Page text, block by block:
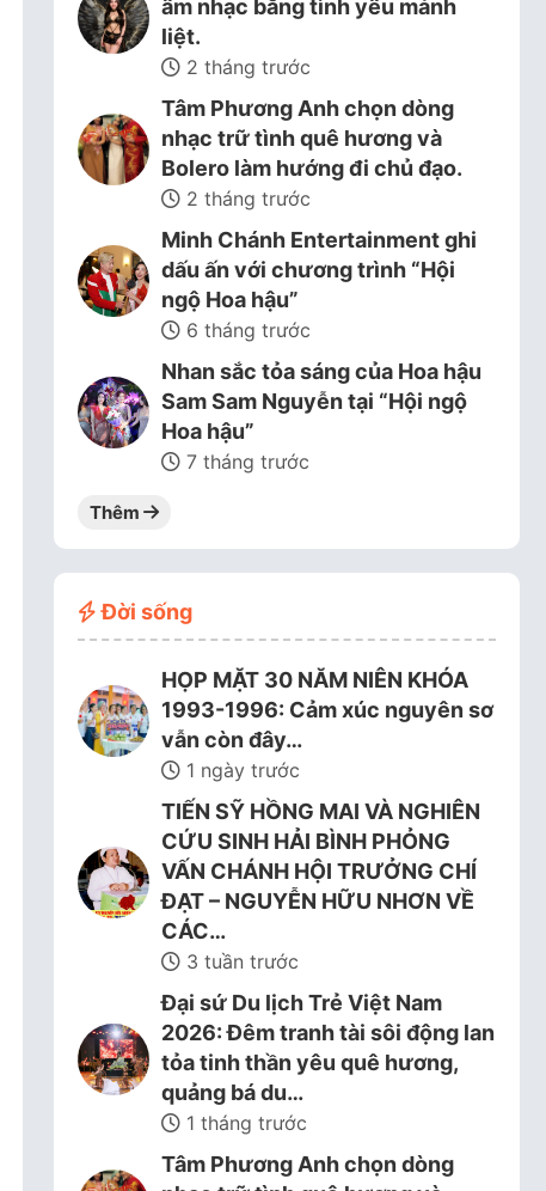
âm nhạc bằng tình yêu mảnh
liệt.
2 tháng trước
Tâm Phương Anh chọn dòng
nhạc trữ tình quê hương và
Bolero làm hướng đi chủ đạo.
2 tháng trước
Minh Chánh Entertainment ghi
dấu ấn với chương trình “Hội
ngộ Hoa hậu”
6 tháng trước
Nhan sắc tỏa sáng của Hoa hậu
Sam Sam Nguyễn tại “Hội ngộ
Hoa hậu”
7 tháng trước
Thêm
Đời sống
HỌP MẶT 30 NĂM NIÊN KHÓA
1993-1996: Cảm xúc nguyên sơ
vẫn còn đây…
1 ngày trước
TIẾN SỸ HỒNG MAI VÀ NGHIÊN
CỨU SINH HẢI BÌNH PHỎNG
VẤN CHÁNH HỘI TRƯỞNG CHÍ
ĐẠT – NGUYỄN HỮU NHƠN VỀ
CÁC…
3 tuần trước
Đại sứ Du lịch Trẻ Việt Nam
2026: Đêm tranh tài sôi động lan
tỏa tinh thần yêu quê hương,
quảng bá du…
1 tháng trước
Tâm Phương Anh chọn dòng